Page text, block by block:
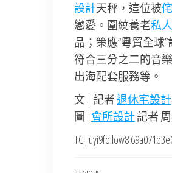
設計天秤，這位被
戀愛。圍繞養老私
品；策應“粵貿全球
符合三分之二的音
出海配套服務等。
文 | 記者退休宅設計
圖 |會所設計記者
TC:jiuyi9follow8